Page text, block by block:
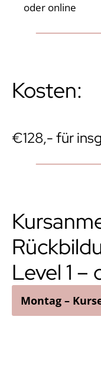
oder online
Kosten:
€128,- für
Level 1 –
Montag –